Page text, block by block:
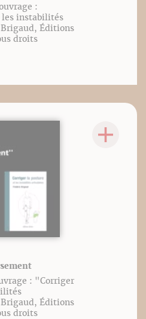
:
instabilités
Éditions
droits
: "Corriger
Éditions
droits